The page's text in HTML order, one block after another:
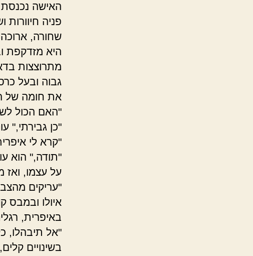
האישה
פניה
שחורה,
היא מזדקפת
מתרוצצות
גבוה ובעל
את חומה של
"האם הכול
"כן גבירתי,"
"קרא לי
"תודה," הוא
על עצמו,
"עריקים
איולו ובמבס
באיפרית,
"אל תיבהלו,
בשינויים